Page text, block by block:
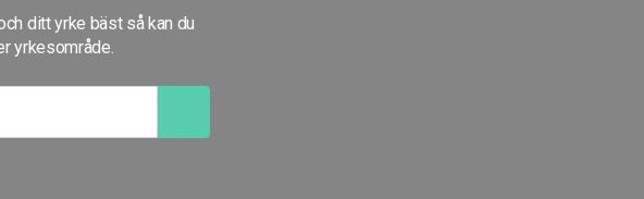
ditt yrke bäst så kan du
yrkesområde.